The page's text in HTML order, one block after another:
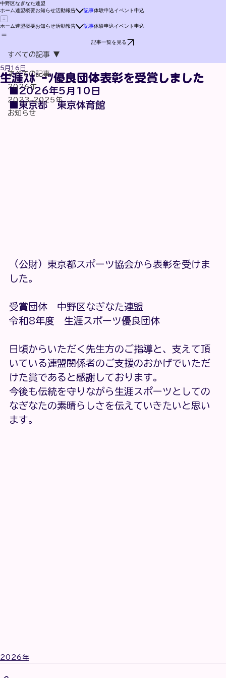
中野区なぎなた連盟
ホーム連盟概要お知らせ活動報告 記事体験申込イベント申込
ホーム連盟概要お知らせ活動報告 記事体験申込イベント申込
記事一覧を見る
すべての記事
2026年
2023-2025年
お知らせ
すべての記事
生涯ｽﾎﾟｰﾂ優良団体表彰を受賞しました
5月16日
■2026年5月10日
■東京都　東京体育館
（公財）東京都スポーツ協会から表彰を受けま
した。
受賞団体　中野区なぎなた連盟
令和8年度　生涯スポーツ優良団体
日頃からいただく先生方のご指導と、支えて頂
いている連盟関係者のご支援のおかげでいただ
けた賞であると感謝しております。
今後も伝統を守りながら生涯スポーツとしての
なぎなたの素晴らしさを伝えていきたいと思い
ます。
2026年